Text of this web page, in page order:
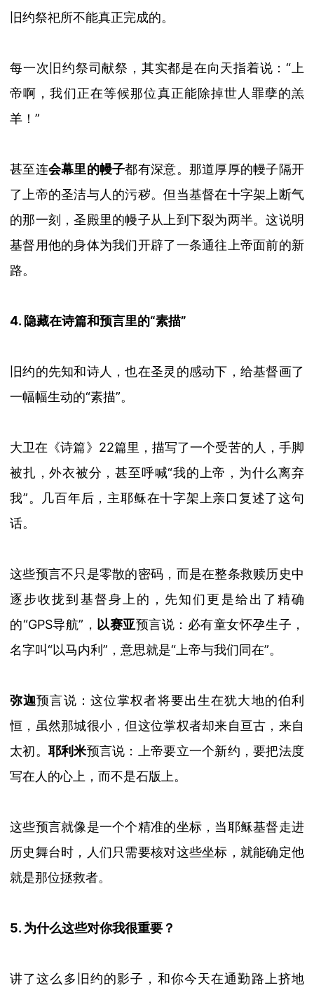
旧约祭祀所不能真正完成的。
每一次旧约祭司献祭，其实都是在向天指着说：“ 上
帝啊，我们正在等候那位真正能除掉世人罪孽的羔
羊！ ”
甚至连会幕里的幔子都有深意。那道厚厚的幔子隔开
了上帝的圣洁与人的污秽。但当基督在十字架上断气
的那一刻，圣殿里的幔子从上到下裂为两半。这说明
基督用他的身体为我们开辟了一条通往上帝面前的新
路。
4. 隐藏在诗篇和预言里的“素描”
旧约的先知和诗人，也在圣灵的感动下，给基督画了
一幅幅生动的“素描”。
大卫在《诗篇》 22篇里，描写了一个受苦的人，手脚
被扎，外衣被分，甚至呼喊“我的上帝，为什么离弃
我”。几百年后，主耶稣在十字架上亲口复述了这句
话。
这些预言不只是零散的密码，而是在整条救赎历史中
逐步收拢到基督身上的， 先知们更是给出了精确
的“GPS导航” ， 以赛亚预言说：必有童女怀孕生子，
名字叫“以马内利” ，意思就是“ 上帝与我们同在”。
弥迦预言说：这位掌权者将要出生在犹大地的伯利
恒，虽然那城很小，但这位掌权者却来自亘古，来自
太初。耶利米预言说：上帝要立一个新约，要把法度
写在人的心上，而不是石版上。
这些预言就像是一个个精准的坐标，当耶稣基督走进
历史舞台时，人们只需要核对这些坐标，就能确定他
就是那位拯救者。
5. 为什么这些对你我很重要？
讲了这么多旧约的影子，和你今天在通勤路上挤地